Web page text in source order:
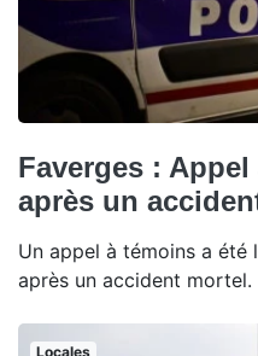
Faverges :
après un
Un appel à témoins a été
après un accident mortel.
Locales